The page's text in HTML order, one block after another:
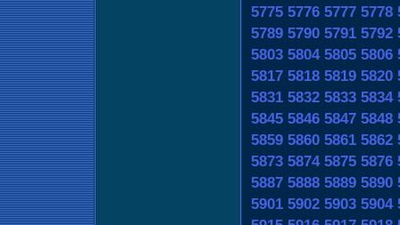
5775 5776 5777 5778
5789 5790 5791 5792
5803 5804 5805 5806
5817 5818 5819 5820
5831 5832 5833 5834
5845 5846 5847 5848
5859 5860 5861 5862
5873 5874 5875 5876
5887 5888 5889 5890
5901 5902 5903 5904